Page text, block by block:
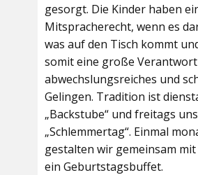
gesorgt. Die Kinder haben
Mitspracherecht, wenn es
was auf den Tisch kommt
somit eine große
abwechslungsreiches und
Gelingen. Tradition ist
„Backstube“ und freitags
„Schlemmertag“. Einmal
gestalten wir gemeinsam
ein Geburtstagsbuffet.